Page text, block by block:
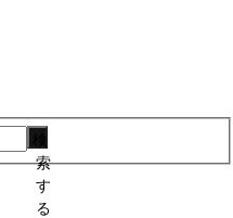
索
す
る